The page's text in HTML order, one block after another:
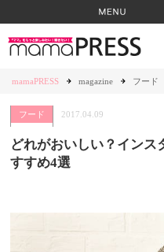
mamaPRESS magazine フード
フード 2017.04.09
どれがおいしい？インス
すすめ4選